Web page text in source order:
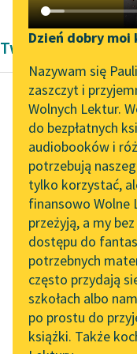
Katalog DAISY
Podkasty o książkach
Aktualności
Zapraszamy na
online z tłumaczkami
literatury
Spotkanie z Katarzyną
Tunkiel w Oslo
Wolne Lektury na 32.
Pol’and’Rock Festivalu
„Kochanek Lady
Chatterley” do
na Wolnych Lekturach
Nowy audiobook –
Dzień dobry moi
Nazywam się
zaszczyt i
Wolnych Lektur.
do bezpłatnych
audiobooków i
potrzebują
tylko korzystać,
finansowo Wolne
przeżyją, a my
dostępu do
potrzebnych
często przydają
szkołach albo
po prostu do
książki. Także
Twórczość William